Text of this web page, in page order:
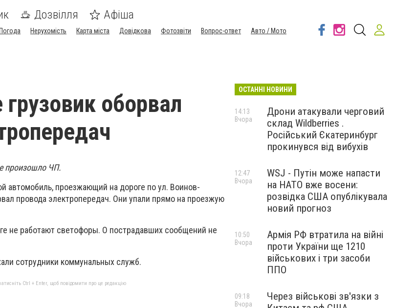
Дозвілля Афіша
Погода Нерухомість Карта міста Довідкова Фотозвіти Вопрос-ответ
Авто / Мото
оборвал
произошло ЧП.
автомобиль, проезжающий на дороге по ул. Воинов-
провода электропередач. Они упали прямо на проезжую
не работают светофоры. О пострадавших сообщений не
сотрудники коммунальных служб.
Ctrl + Enter, щоб повідомити про це редакцію
ОСТАННІ НОВИНИ
Дрони атакували черговий
склад Wildberries .
Російський Єкатеринбург
прокинувся від вибухів
14:13
Вчора
WSJ - Путін може напасти
на НАТО вже восени:
розвідка США опублікувала
новий прогноз
12:47
Вчора
Армія РФ втратила на війні
проти України ще 1210
військових і три засоби
ППО
10:50
Вчора
Через військові зв'язки з
09:18
Вчора